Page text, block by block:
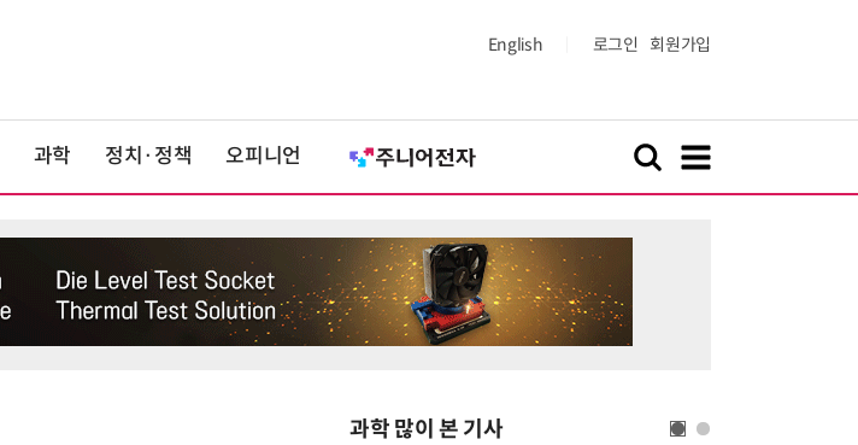
English 로그인 회원가입
과학 정치·정책 오피니언
과학 많이 본 기사